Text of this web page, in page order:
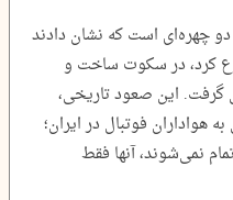
چهره‌ای است که نشان دادند
کرد، در سکوت ساخت و
گرفت. این صعود تاریخی،
هواداران فوتبال در ایران؛
نمی‌شوند، آنها فقط